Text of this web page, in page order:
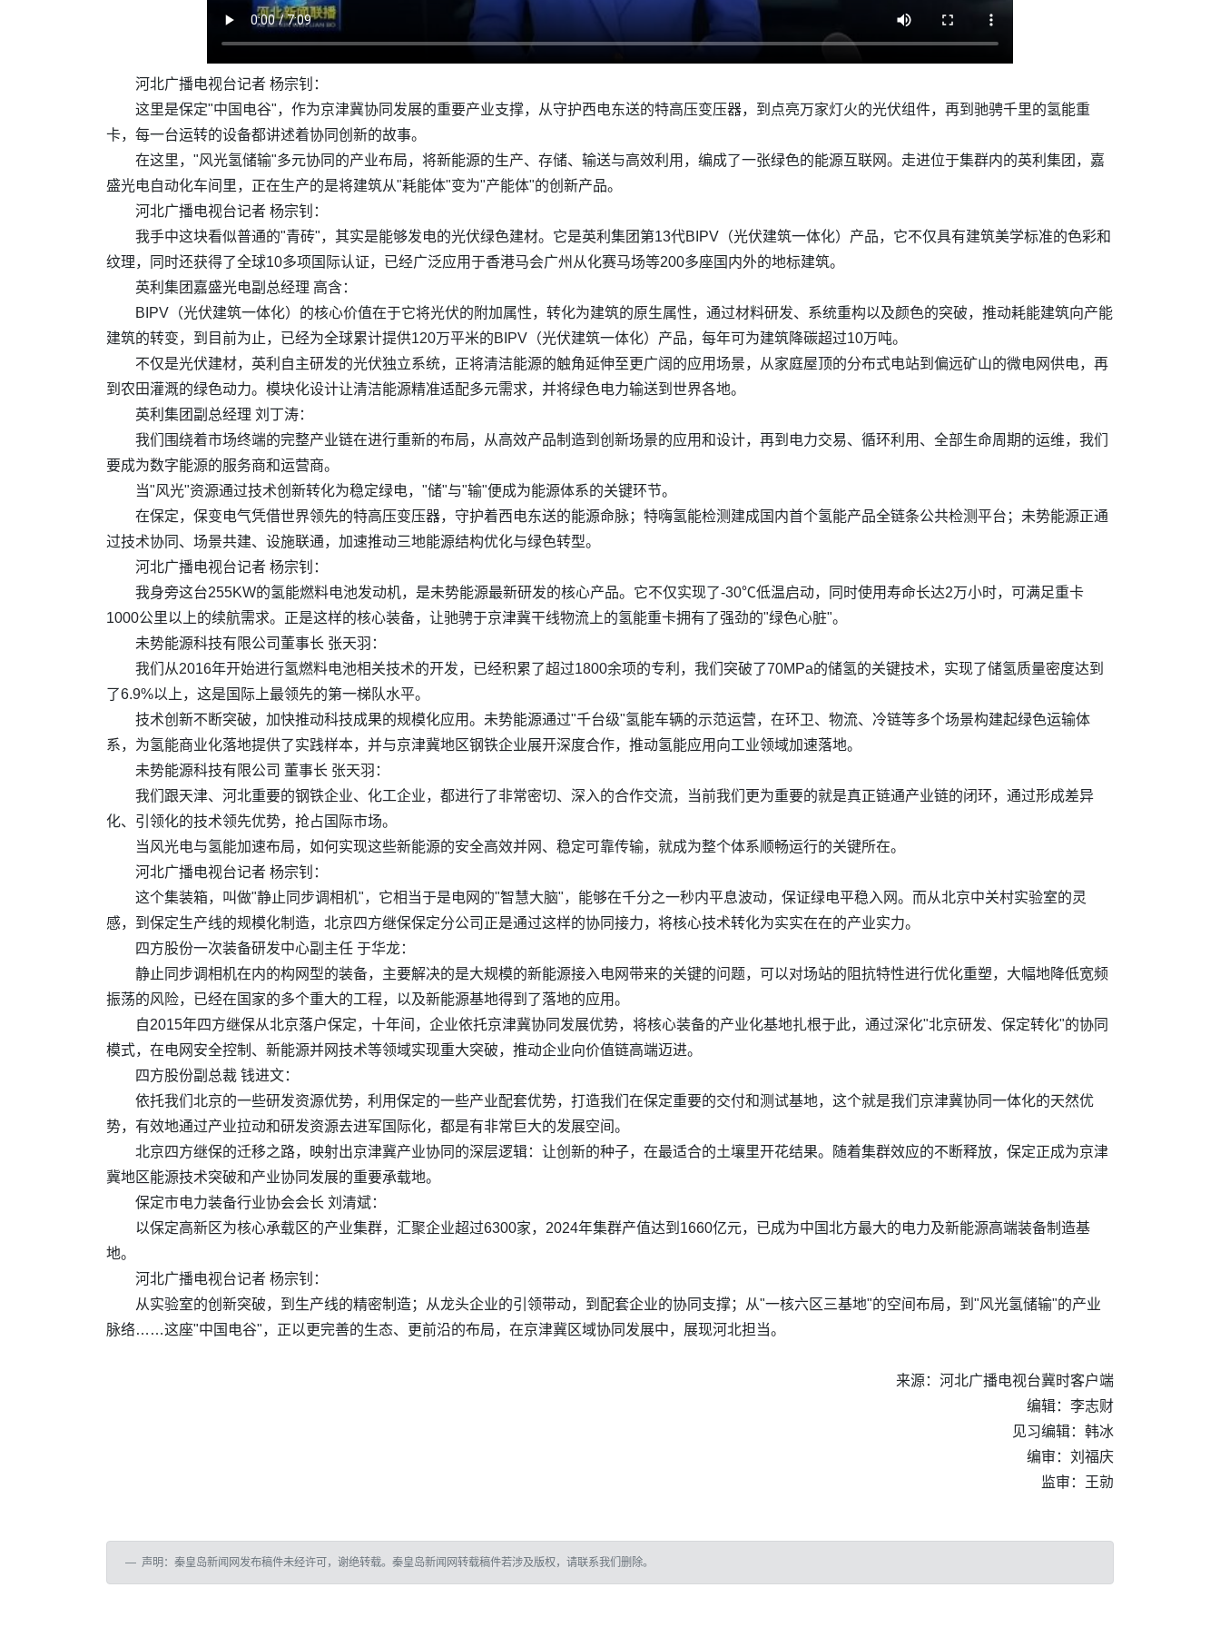
河北广播电视台记者 杨宗钊：
这里是保定"中国电谷"，作为京津冀协同发展的重要产业支撑，从守护西电东送的特高压变压器，到点亮万家灯火的光伏组件，再到驰骋千里的氢能重
卡，每一台运转的设备都讲述着协同创新的故事。
在这里，"风光氢储输"多元协同的产业布局，将新能源的生产、存储、输送与高效利用，编成了一张绿色的能源互联网。走进位于集群内的英利集团，嘉
盛光电自动化车间里，正在生产的是将建筑从"耗能体"变为"产能体"的创新产品。
河北广播电视台记者 杨宗钊：
我手中这块看似普通的"青砖"，其实是能够发电的光伏绿色建材。它是英利集团第13代BIPV（光伏建筑一体化）产品，它不仅具有建筑美学标准的色彩和
纹理，同时还获得了全球10多项国际认证，已经广泛应用于香港马会广州从化赛马场等200多座国内外的地标建筑。
英利集团嘉盛光电副总经理 高含：
BIPV（光伏建筑一体化）的核心价值在于它将光伏的附加属性，转化为建筑的原生属性，通过材料研发、系统重构以及颜色的突破，推动耗能建筑向产能
建筑的转变，到目前为止，已经为全球累计提供120万平米的BIPV（光伏建筑一体化）产品，每年可为建筑降碳超过10万吨。
不仅是光伏建材，英利自主研发的光伏独立系统，正将清洁能源的触角延伸至更广阔的应用场景，从家庭屋顶的分布式电站到偏远矿山的微电网供电，再
到农田灌溉的绿色动力。模块化设计让清洁能源精准适配多元需求，并将绿色电力输送到世界各地。
英利集团副总经理 刘丁涛：
我们围绕着市场终端的完整产业链在进行重新的布局，从高效产品制造到创新场景的应用和设计，再到电力交易、循环利用、全部生命周期的运维，我们
要成为数字能源的服务商和运营商。
当"风光"资源通过技术创新转化为稳定绿电，"储"与"输"便成为能源体系的关键环节。
在保定，保变电气凭借世界领先的特高压变压器，守护着西电东送的能源命脉；特嗨氢能检测建成国内首个氢能产品全链条公共检测平台；未势能源正通
过技术协同、场景共建、设施联通，加速推动三地能源结构优化与绿色转型。
河北广播电视台记者 杨宗钊：
我身旁这台255KW的氢能燃料电池发动机，是未势能源最新研发的核心产品。它不仅实现了-30℃低温启动，同时使用寿命长达2万小时，可满足重卡
1000公里以上的续航需求。正是这样的核心装备，让驰骋于京津冀干线物流上的氢能重卡拥有了强劲的"绿色心脏"。
未势能源科技有限公司董事长 张天羽：
我们从2016年开始进行氢燃料电池相关技术的开发，已经积累了超过1800余项的专利，我们突破了70MPa的储氢的关键技术，实现了储氢质量密度达到
了6.9%以上，这是国际上最领先的第一梯队水平。
技术创新不断突破，加快推动科技成果的规模化应用。未势能源通过"千台级"氢能车辆的示范运营，在环卫、物流、冷链等多个场景构建起绿色运输体
系，为氢能商业化落地提供了实践样本，并与京津冀地区钢铁企业展开深度合作，推动氢能应用向工业领域加速落地。
未势能源科技有限公司 董事长 张天羽：
我们跟天津、河北重要的钢铁企业、化工企业，都进行了非常密切、深入的合作交流，当前我们更为重要的就是真正链通产业链的闭环，通过形成差异
化、引领化的技术领先优势，抢占国际市场。
当风光电与氢能加速布局，如何实现这些新能源的安全高效并网、稳定可靠传输，就成为整个体系顺畅运行的关键所在。
河北广播电视台记者 杨宗钊：
这个集装箱，叫做"静止同步调相机"，它相当于是电网的"智慧大脑"，能够在千分之一秒内平息波动，保证绿电平稳入网。而从北京中关村实验室的灵
感，到保定生产线的规模化制造，北京四方继保保定分公司正是通过这样的协同接力，将核心技术转化为实实在在的产业实力。
四方股份一次装备研发中心副主任 于华龙：
静止同步调相机在内的构网型的装备，主要解决的是大规模的新能源接入电网带来的关键的问题，可以对场站的阻抗特性进行优化重塑，大幅地降低宽频
振荡的风险，已经在国家的多个重大的工程，以及新能源基地得到了落地的应用。
自2015年四方继保从北京落户保定，十年间，企业依托京津冀协同发展优势，将核心装备的产业化基地扎根于此，通过深化"北京研发、保定转化"的协同
模式，在电网安全控制、新能源并网技术等领域实现重大突破，推动企业向价值链高端迈进。
四方股份副总裁 钱进文：
依托我们北京的一些研发资源优势，利用保定的一些产业配套优势，打造我们在保定重要的交付和测试基地，这个就是我们京津冀协同一体化的天然优
势，有效地通过产业拉动和研发资源去进军国际化，都是有非常巨大的发展空间。
北京四方继保的迁移之路，映射出京津冀产业协同的深层逻辑：让创新的种子，在最适合的土壤里开花结果。随着集群效应的不断释放，保定正成为京津
冀地区能源技术突破和产业协同发展的重要承载地。
保定市电力装备行业协会会长 刘清斌：
以保定高新区为核心承载区的产业集群，汇聚企业超过6300家，2024年集群产值达到1660亿元，已成为中国北方最大的电力及新能源高端装备制造基
地。
河北广播电视台记者 杨宗钊：
从实验室的创新突破，到生产线的精密制造；从龙头企业的引领带动，到配套企业的协同支撑；从"一核六区三基地"的空间布局，到"风光氢储输"的产业
脉络……这座"中国电谷"，正以更完善的生态、更前沿的布局，在京津冀区域协同发展中，展现河北担当。
来源：河北广播电视台冀时客户端
编辑：李志财
见习编辑：韩冰
编审：刘福庆
监审：王勍
声明：秦皇岛新闻网发布稿件未经许可，谢绝转载。秦皇岛新闻网转载稿件若涉及版权，请联系我们删除。